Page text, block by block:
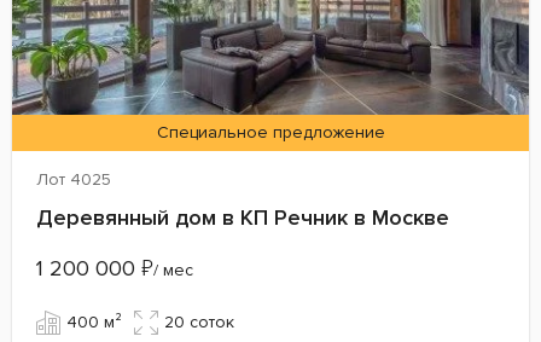
Специальное предложение
Лот 4025
Деревянный дом в КП Речник в Москве
1 200 000 ₽/ мес
400 м² 20 cоток